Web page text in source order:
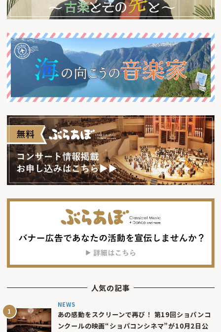
人気の記事
NEWS
あの感動をスクリーンで再び！ 第19回ショパンコ
ンクールの映画“ショパコンシネマ”が10月2日公